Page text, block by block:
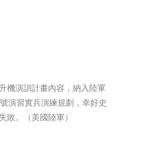
機演訓計畫內容，納入陸軍
演習實兵演練規劃，幸好史
敗。（美國陸軍）